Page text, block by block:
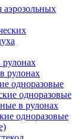
аэрозольных
рулонах
одноразовые
одноразовые
в рулонах
одноразовые